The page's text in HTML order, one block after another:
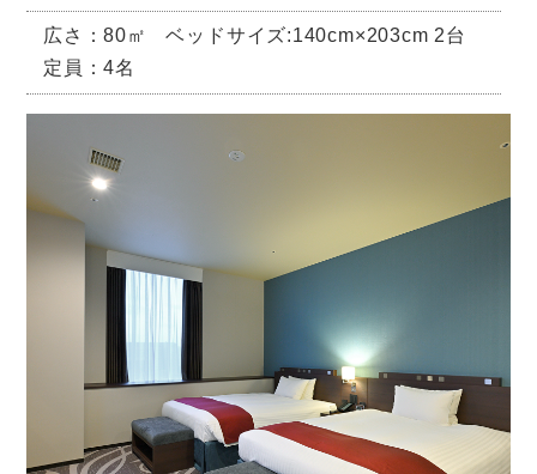
広さ：80㎡
ベッドサイズ:140cm×203cm 2台
定員：4名